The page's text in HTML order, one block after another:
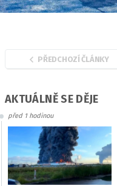
PŘEDCHOZÍ ČLÁNKY
AKTUÁLNĚ SE DĚJE
před 1 hodinou